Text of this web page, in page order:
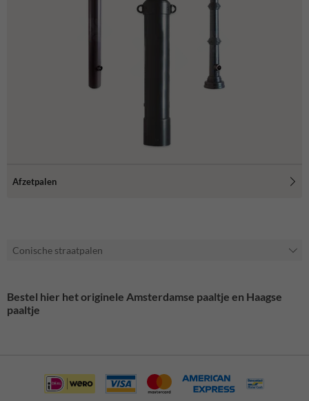
Afzetpalen
Conische straatpalen
Bestel hier het originele Amsterdamse paaltje en Haagse
paaltje